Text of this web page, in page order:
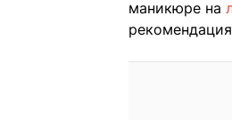
маникюре на